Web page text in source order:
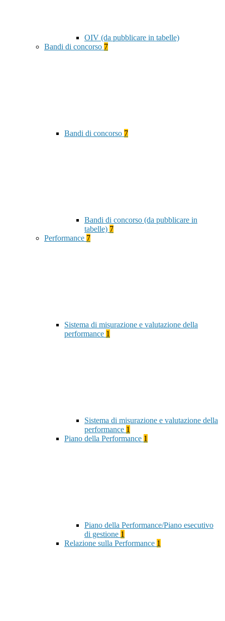
OIV (da pubblicare in tabelle)
Bandi di concorso 7
Bandi di concorso 7
Bandi di concorso (da pubblicare in
tabelle) 7
Performance 7
Sistema di misurazione e valutazione della
performance 1
Sistema di misurazione e valutazione della
performance 1
Piano della Performance 1
Piano della Performance/Piano esecutivo
di gestione 1
Relazione sulla Performance 1